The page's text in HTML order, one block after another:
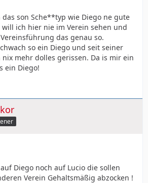
son Sche**typ wie Diego ne gute
will ich hier nie im Verein sehen und
das genau so.
so ein Diego und seit seiner
mehr dolles gerissen. Da is mir ein
ein Diego!
Diego noch auf Lucio die sollen
Verein Gehaltsmäßig abzocken !